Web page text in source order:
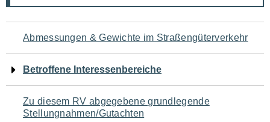
Navigation
für
den
Seiteninhalt
Abmessungen & Gewichte im Straßengüterverkehr
Betroffene Interessenbereiche
Zu diesem RV abgegebene grundlegende
Stellungnahmen/Gutachten